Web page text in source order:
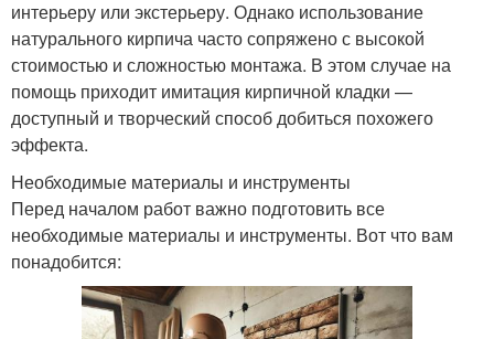
интерьеру или экстерьеру. Однако использование
натурального кирпича часто сопряжено с высокой
стоимостью и сложностью монтажа. В этом случае на
помощь приходит имитация кирпичной кладки —
доступный и творческий способ добиться похожего
эффекта.
Необходимые материалы и инструменты
Перед началом работ важно подготовить все
необходимые материалы и инструменты. Вот что вам
понадобится: